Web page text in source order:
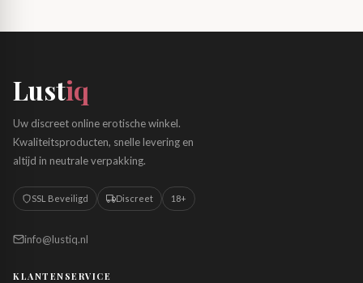
Lustiq
Uw discreet online erotische winkel.
Kwaliteitsproducten, snelle levering en
altijd in neutrale verpakking.
SSL Beveiligd Discreet 18+
info@lustiq.nl
KLANTENSERVICE